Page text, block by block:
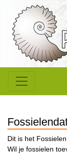
Dit is het
Wil je fossielen